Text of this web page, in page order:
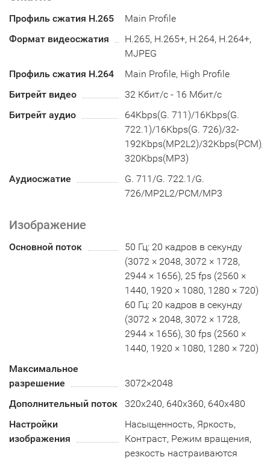
Профиль сжатия H.265
Main Profile
Формат видеосжатия
H.265, H.265+, H.264, H.264+,
MJPEG
Профиль сжатия H.264
Main Profile, High Profile
Битрейт видео
32 Кбит/с - 16 Мбит/с
Битрейт аудио
64Kbps(G. 711)/16Kbps(G.
722.1)/16Kbps(G. 726)/32-
192Kbps(MP2L2)/32Kbps(PCM)/
320Kbps(MP3)
Аудиосжатие
G. 711/G. 722.1/G.
726/MP2L2/PCM/MP3
Изображение
Основной поток
50 Гц: 20 кадров в секунду
(3072 × 2048, 3072 × 1728,
2944 × 1656), 25 fps (2560 ×
1440, 1920 × 1080, 1280 × 720)
60 Гц: 20 кадров в секунду
(3072 × 2048, 3072 × 1728,
2944 × 1656), 30 fps (2560 ×
1440, 1920 × 1080, 1280 × 720)
Максимальное
разрешение
3072×2048
Дополнительный поток
320x240, 640x360, 640x480
Настройки
изображения
Насыщенность, Яркость,
Контраст, Режим вращения,
резкость настраиваются